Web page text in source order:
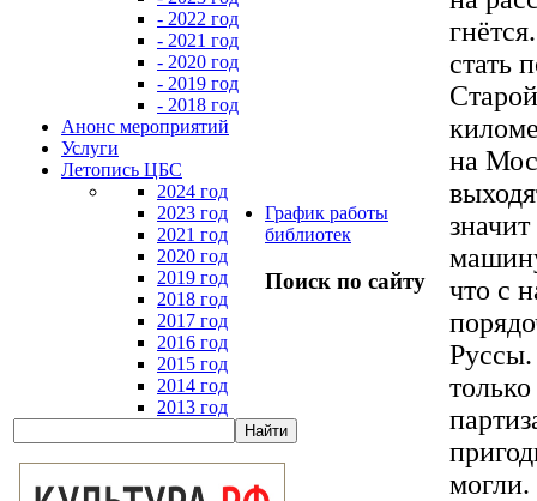
- 2022 год
- 2021 год
- 2020 год
- 2019 год
- 2018 год
Анонс мероприятий
Услуги
Летопись ЦБС
2024 год
2023 год
2021 год
2020 год
2019 год
2018 год
2017 год
2016 год
2015 год
2014 год
2013 год
График работы
библиотек
Поиск по сайту
стать
на
что с
могли.